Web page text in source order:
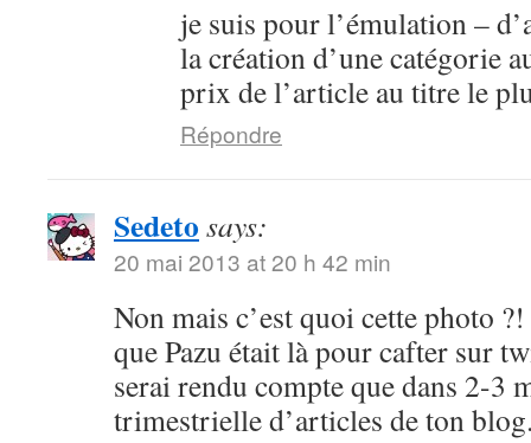
je suis pour l’émulation –
la création d’une catégorie
prix de l’article au titre le
Répondre
Sedeto says:
20 mai 2013 at 20 h 42 min
Non mais c’est quoi cette photo
que Pazu était là pour cafter sur
serai rendu compte que dans 2-3
trimestrielle d’articles de ton